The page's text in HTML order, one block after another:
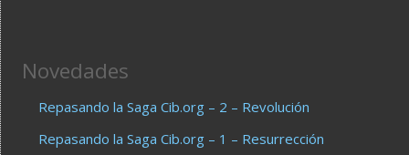
Novedades
Repasando la Saga Cib.org – 2 – Revolución
Repasando la Saga Cib.org – 1 – Resurrección